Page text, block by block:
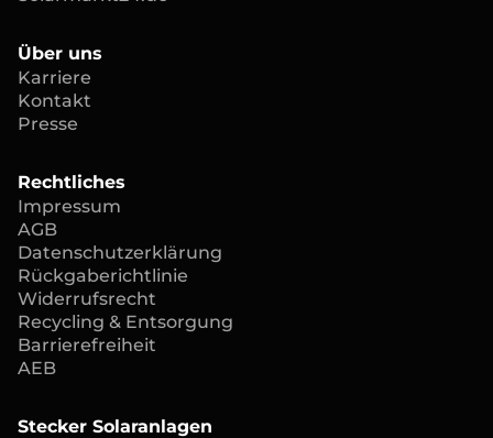
Über uns
Karriere
Kontakt
Presse
Rechtliches
Impressum
AGB
Datenschutzerklärung
Rückgaberichtlinie
Widerrufsrecht
Recycling & Entsorgung
Barrierefreiheit
AEB
Stecker Solaranlagen